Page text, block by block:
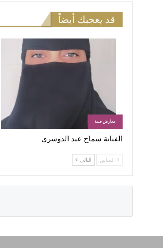
قد يعجبك أيضاً
معارض فنية
الفنانة سماح عيد الدوسري
السابق التالي